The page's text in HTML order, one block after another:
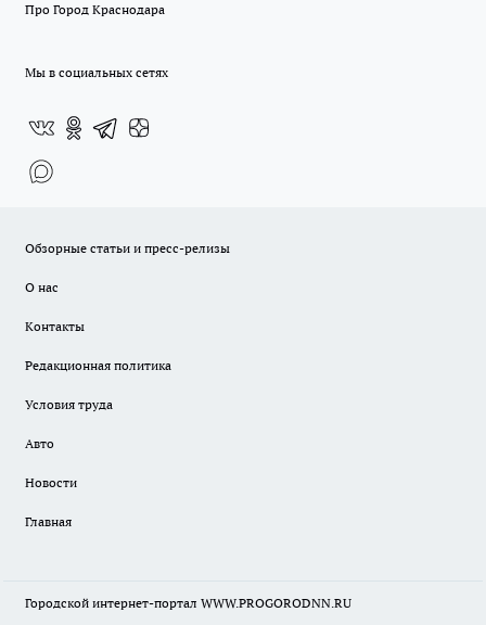
Про Город Краснодара
Мы в социальных сетях
Обзорные статьи и пресс-релизы
О нас
Контакты
Редакционная политика
Условия труда
Авто
Новости
Главная
Городской интернет-портал WWW.PROGORODNN.RU